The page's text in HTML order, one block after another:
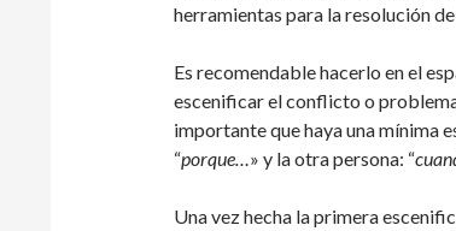
herramientas para la resolución
Es recomendable hacerlo en el
escenificar el conflicto o
importante que haya una mínima
“porque… » y la otra persona: “
Una vez hecha la primera